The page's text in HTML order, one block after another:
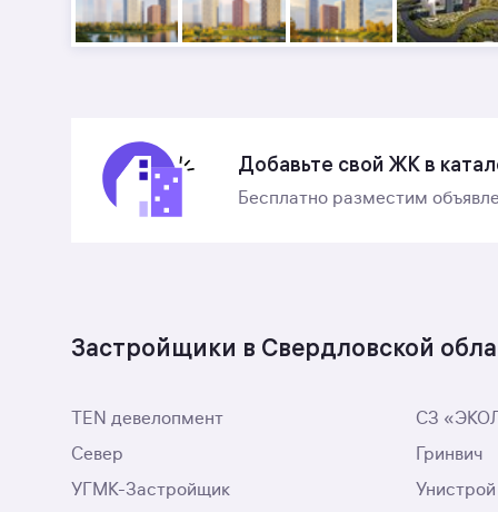
Добавьте свой ЖК в
Бесплатно разместим
Застройщики в Свердловской
TEN девелопмент
СЗ
Север
Гринвич
УГМК-Застройщик
Унистрой